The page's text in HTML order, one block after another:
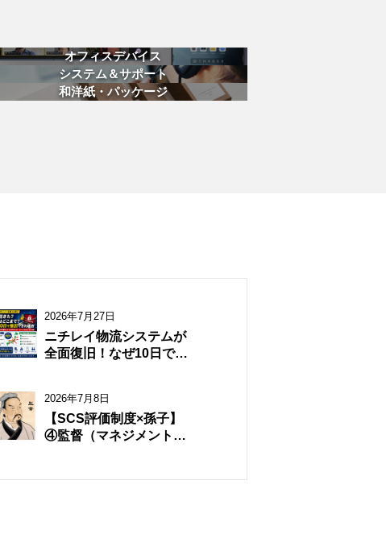
オフィスデバイス
システム＆サポート
和洋紙・パッケージ
2026年7月27日
ニチレイ物流システムが
全面復旧！なぜ10日でサ
2026年7月8日
【SCS評価制度×孫子】
④監督（マネジメントサ